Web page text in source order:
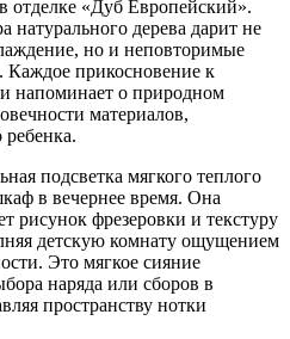
«Дуб Европейский».
натурального дерева дарит не
но и неповторимые
прикосновение к
напоминает о природном
материалов,
подсветка мягкого теплого
в вечернее время. Она
рисунок фрезеровки и текстуру
детскую комнату ощущением
Это мягкое сияние
наряда или сборов в
пространству нотки